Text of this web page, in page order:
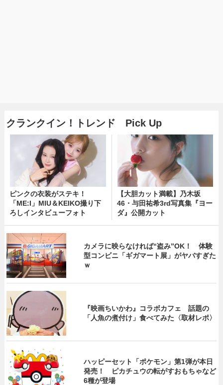
クランクイン！トレンド Pick Up
ピンクの衣装がステキ！
「ME:I」MIU＆KEIKO撮り下
ろしインタビューフォト
【大胆カット満載】乃木坂
46・与田祐希3rd写真集『ヨー
ダ』公開カット
カメラに映らなければ“盗み”OK！ 体験
型コンビニ「ギガマート展」がヤバすぎた
ｗ
『映画ちいかわ』コラボカフェ 話題の
「人魚の煮付け」食べてみた〈取材レポ〉
ハッピーセット「ポケモン」第1弾が本日
発売！ ピカチュウの転がすおもちゃなど
6種が登場